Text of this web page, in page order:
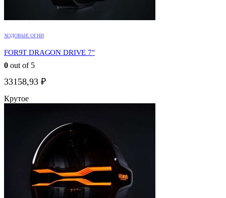
ХОДОВЫЕ ОГНИ
FOR9T DRAGON DRIVE 7″
0 out of 5
33158,93 ₽
Крутое